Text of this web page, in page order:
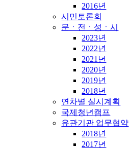
2016년
시민토론회
문ㆍ전ㆍ성ㆍ시
2023년
2022년
2021년
2020년
2019년
2018년
연차별 실시계획
국제청년캠프
유관기관 업무협약
2018년
2017년